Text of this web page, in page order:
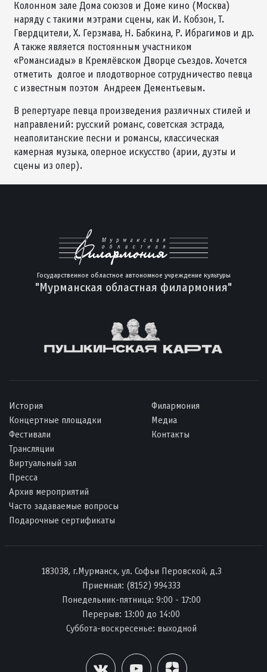
Колонном зале Дома союзов и Доме кино (Москва)
наряду с такими мэтрами сцены, как И. Кобзон, Т.
Гвердцители, Х. Герзмава, Н. Бабкина, Р. Ибрагимов и др.
А также является постоянным участником
«Романсиады» в Кремлёвском Дворце съездов. Хочется
отметить долгое и плодотворное сотрудничество певца
с известным поэтом Андреем Дементьевым.
В репертуаре певца произведения различных стилей и
направлений: русский романс, советская эстрада,
неаполитанские песни и романсы, классическая
камерная музыка, оперное искусство (арии, дуэты и
сцены из опер).
Государственное областное автономное учреждение культуры
"Мурманская областная филармония"
История
Концертные площадки
Фестивали
Трансляции
Виртуальный зал
Пресса
Архив мероприятий
Часто задаваемые вопросы
Подарочные сертификаты
Филармония
Медиа
Контакты
183038, г.Мурманск, ул. Софьи Перовской, д.3
Приемная: (8152) 994333
Понедельник-пятница: 9:00 - 17:00
Перерыв: 13:00 до 14:00
Суббота-воскресенье: выходной